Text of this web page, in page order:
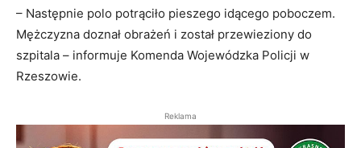
– Następnie polo potrąciło pieszego idącego poboczem.
Mężczyzna doznał obrażeń i został przewieziony do
szpitala – informuje Komenda Wojewódzka Policji w
Rzeszowie.
Reklama